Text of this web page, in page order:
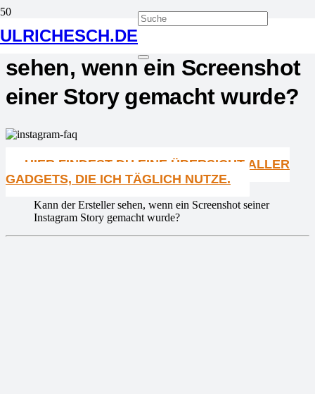
ULRICHESCH.DE
Instagram FAQ: Kann man
sehen, wenn ein Screenshot
einer Story gemacht wurde?
HIER FINDEST DU EINE ÜBERSICHT ALLER
GADGETS, DIE ICH TÄGLICH NUTZE.
Kann der Ersteller sehen, wenn ein Screenshot seiner
Instagram Story gemacht wurde?